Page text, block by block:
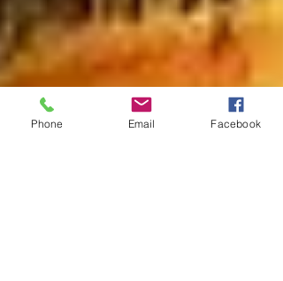
Phone Email Facebook